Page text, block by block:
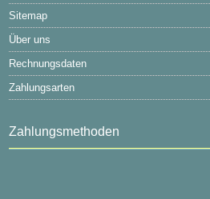
Sitemap
Über uns
Rechnungsdaten
Zahlungsarten
Zahlungsmethoden